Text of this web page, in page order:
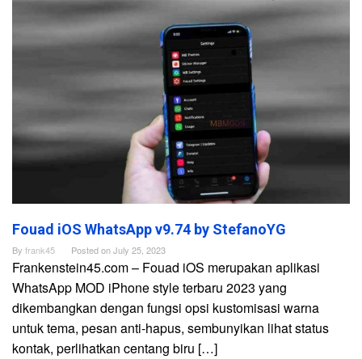
Frankenstein45.Com
Fouad iOS WhatsApp v9.74 by StefanoYG
By frank45 Posted onJuly 25, 2023
Frankenstein45.com – Fouad iOS merupakan aplikasi
WhatsApp MOD iPhone style terbaru 2023 yang
dikembangkan dengan fungsi opsi kustomisasi warna
untuk tema, pesan anti-hapus, sembunyikan lihat status
kontak, perlihatkan centang biru […]